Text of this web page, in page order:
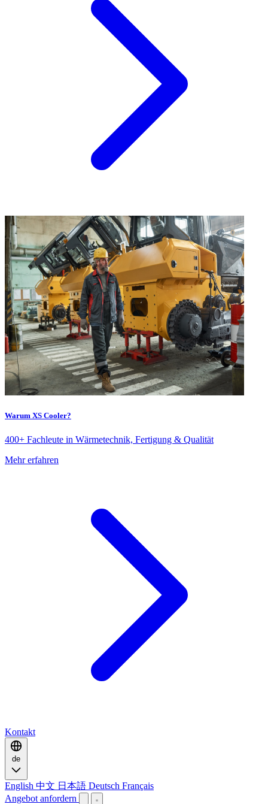
Warum XS Cooler?
400+ Fachleute in Wärmetechnik, Fertigung & Qualität
Mehr erfahren
Kontakt
de
English 中文 日本語 Deutsch Français
Angebot anfordern